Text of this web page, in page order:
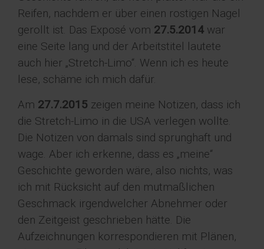
Reifen, nachdem er über einen rostigen Nagel
gerollt ist. Das Exposé vom 27.5.2014 war
eine Seite lang und der Arbeitstitel lautete
auch hier „Stretch-Limo“. Wenn ich es heute
lese, schäme ich mich dafür.
Am 27.7.2015 zeigen meine Notizen, dass ich
die Stretch-Limo in die USA verlegen wollte.
Die Notizen von damals sind sprunghaft und
wage. Aber ich erkenne, dass es „meine“
Geschichte geworden wäre, also nichts, was
ich mit Rücksicht auf den mutmaßlichen
Geschmack irgendwelcher Abnehmer oder
den Zeitgeist geschrieben hätte. Die
Aufzeichnungen korrespondieren mit Plänen,